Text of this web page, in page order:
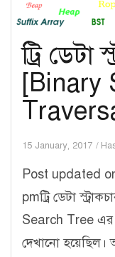
ট্রি ডেটা
[Binary
15 January, 2017
Post updated
pmট্রি ডেটা
Search Tree এর
দেখানো হয়েছিল।